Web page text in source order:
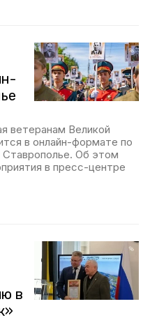
ветеранам Великой
в онлайн-формате по
Ставрополье. Об этом
в пресс-центре
в